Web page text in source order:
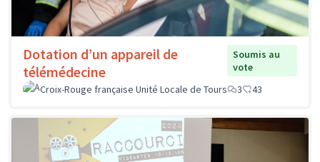
Dotation d’un appareil de
télémédecine
Soumis au
vote
Croix-Rouge française Unité Locale de Tours
3 43